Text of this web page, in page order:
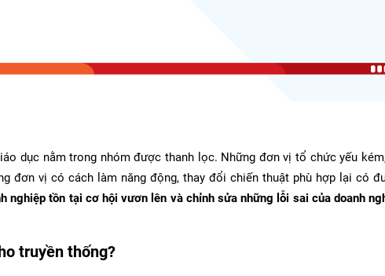
dục nằm trong nhóm được thanh lọc. Những đơn vị tổ chức yếu
đơn vị có cách làm năng động, thay đổi chiến thuật phù hợp lại có
nghiệp tồn tại cơ hội vươn lên và chỉnh sửa những lỗi sai của doanh
truyền thống?